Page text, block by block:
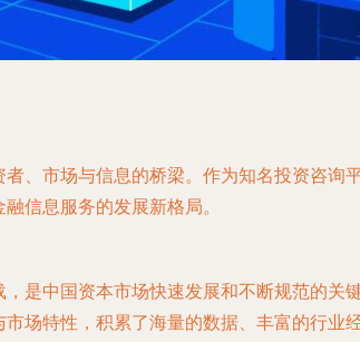
、市场与信息的桥梁。作为知名投资咨询
信息服务的发展新格局。
是中国资本市场快速发展和不断规范的关
场特性，积累了海量的数据、丰富的行业